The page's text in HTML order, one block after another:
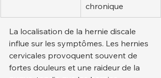
chronique
La localisation de la hernie discale
influe sur les symptômes. Les hernies
cervicales provoquent souvent de
fortes douleurs et une raideur de la